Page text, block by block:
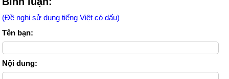
(Đề nghị sử dụng tiếng Việt có dấu)
Tên bạn:
Nội dung: